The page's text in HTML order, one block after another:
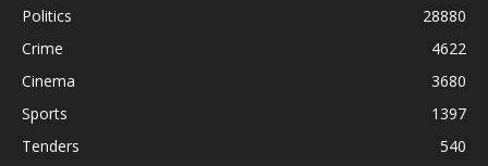
Politics
28880
Crime
4622
Cinema
3680
Sports
1397
Tenders
540